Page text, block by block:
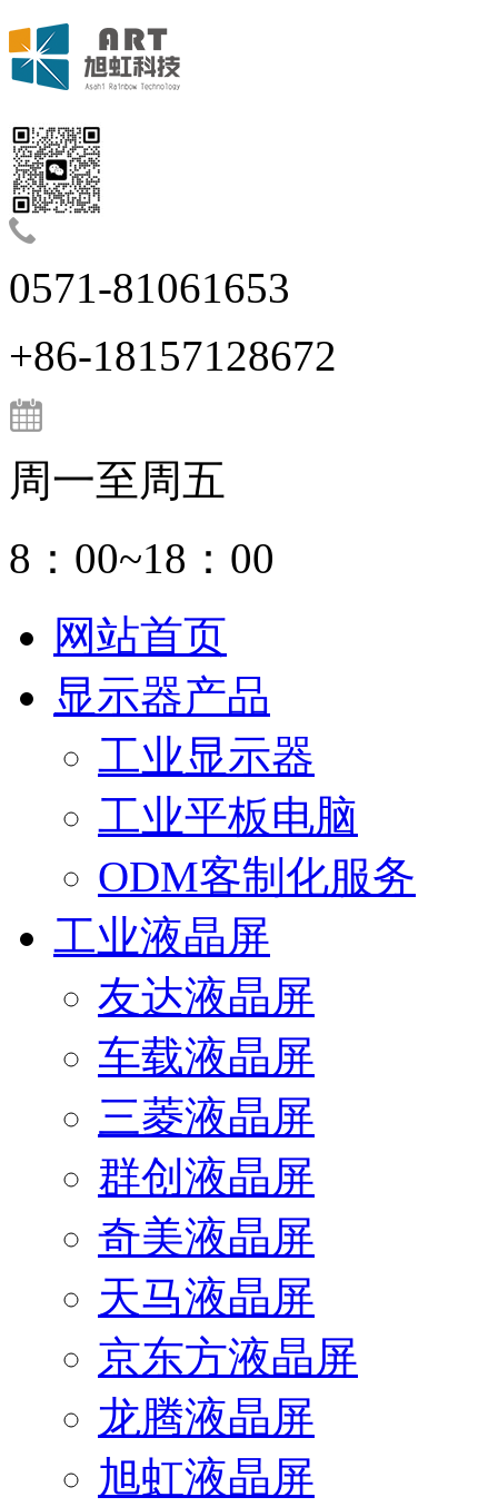
0571-81061653
+86-18157128672
周一至周五
8：00~18：00
网站首页
显示器产品
工业显示器
工业平板电脑
ODM客制化服务
工业液晶屏
友达液晶屏
车载液晶屏
三菱液晶屏
群创液晶屏
奇美液晶屏
天马液晶屏
京东方液晶屏
龙腾液晶屏
旭虹液晶屏